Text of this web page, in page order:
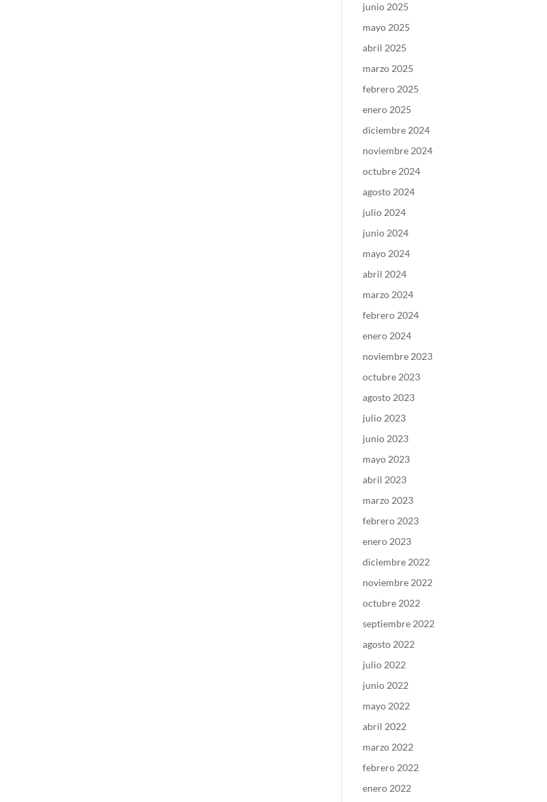
junio 2025
mayo 2025
abril 2025
marzo 2025
febrero 2025
enero 2025
diciembre 2024
noviembre 2024
octubre 2024
agosto 2024
julio 2024
junio 2024
mayo 2024
abril 2024
marzo 2024
febrero 2024
enero 2024
noviembre 2023
octubre 2023
agosto 2023
julio 2023
junio 2023
mayo 2023
abril 2023
marzo 2023
febrero 2023
enero 2023
diciembre 2022
noviembre 2022
octubre 2022
septiembre 2022
agosto 2022
julio 2022
junio 2022
mayo 2022
abril 2022
marzo 2022
febrero 2022
enero 2022